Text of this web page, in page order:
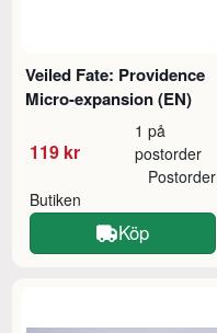
Veiled Fate: Providence
Micro-expansion (EN)
119 kr
1 på
postorder
Butiken
Postorder
Köp